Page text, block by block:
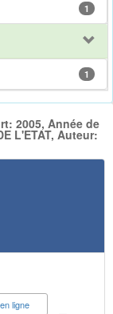
1
1
2005, Année de
L'ETAT, Auteur:
ligne